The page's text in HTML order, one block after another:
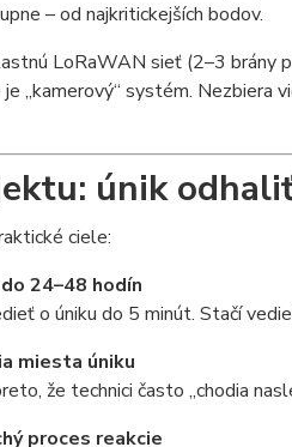
– od najkritickejších bodov.
LoRaWAN sieť (2–3 brány
„kamerový“ systém. Nezbiera
únik
ciele:
24–48 hodín
o úniku do 5 minút. Stačí
miesta úniku
že technici často „chodia
proces reakcie